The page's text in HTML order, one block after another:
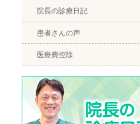
院長の診療日記
患者さんの声
医療費控除